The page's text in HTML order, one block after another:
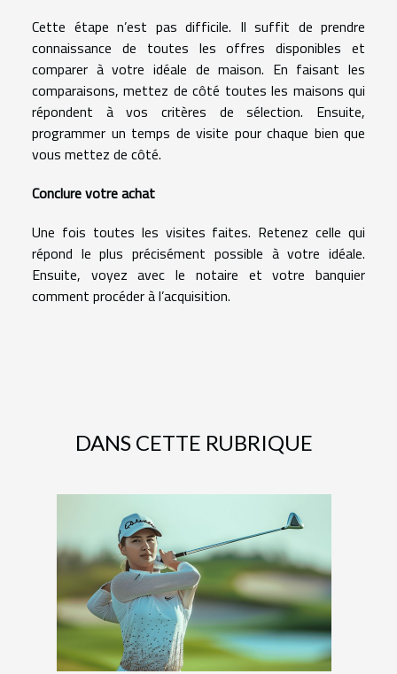
Cette étape n’est pas difficile. Il suffit de prendre
connaissance de toutes les offres disponibles et
comparer à votre idéale de maison. En faisant les
comparaisons, mettez de côté toutes les maisons qui
répondent à vos critères de sélection. Ensuite,
programmer un temps de visite pour chaque bien que
vous mettez de côté.
Conclure votre achat
Une fois toutes les visites faites. Retenez celle qui
répond le plus précisément possible à votre idéale.
Ensuite, voyez avec le notaire et votre banquier
comment procéder à l’acquisition.
DANS CETTE RUBRIQUE